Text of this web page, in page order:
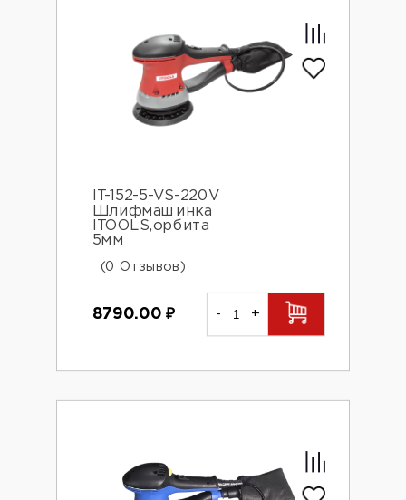
IT-152-5-VS-220V
Шлифмашинка
ITOOLS,орбита
5мм
(0 Отзывов)
8790.00₽ - +